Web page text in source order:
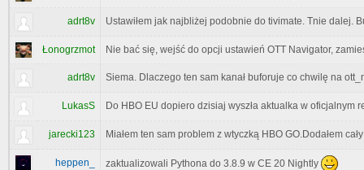
adrt8v Ustawiłem jak najbliżej podobnie do tivimate. Tnie dalej.
Łonogrzmot Nie bać się, wejść do opcji ustawień OTT Navigator,
adrt8v Siema. Dlaczego ten sam kanał buforuje co chwilę na
LukasS Do HBO EU dopiero dzisiaj wyszła aktualka w oficjalnym
jarecki123 Miałem ten sam problem z wtyczką HBO GO.Dodałem
heppen_ zaktualizowali Pythona do 3.8.9 w CE 20 Nightly